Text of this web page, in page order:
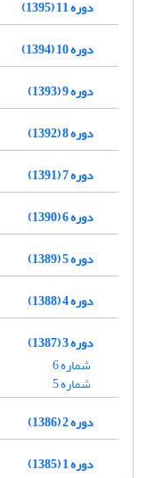
دوره 11 (1395)
دوره 10 (1394)
دوره 9 (1393)
دوره 8 (1392)
دوره 7 (1391)
دوره 6 (1390)
دوره 5 (1389)
دوره 4 (1388)
دوره 3 (1387)
شماره 6
شماره 5
دوره 2 (1386)
دوره 1 (1385)